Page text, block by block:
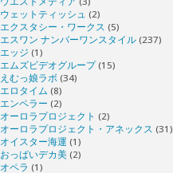
ウェットティッシュ (2)
エクスタシー・ワークス (5)
エスワン ナンバーワンスタイル (237)
エッジ (1)
エムズビデオグループ(15)
えむっ娘ラボ (34)
エロタイム (8)
エンペラー (2)
オーロラプロジェクト (2)
オーロラプロジェクト・アネックス (31)
オイスター海運 (1)
おっぱいデカ美 (2)
オペラ (1)